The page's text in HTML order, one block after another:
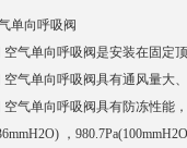
单向呼吸阀
气单向呼吸阀是安装在固定
气单向呼吸阀具有通风量大
气单向呼吸阀具有防冻性能
，